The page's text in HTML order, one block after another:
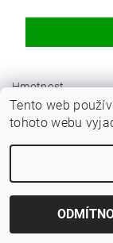
Hmotnost
Bezpečnostní
Tento web
tohoto webu